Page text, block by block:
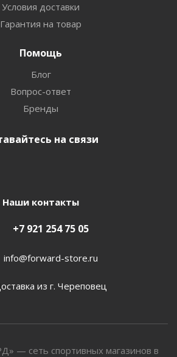
Условия доставки
Гарантия на товар
Помощь
Блог
Вопрос-ответ
Бренды
на связи
Наши контакты
+7 921 254 75 05
info@forward-store.ru
из г. Череповец
— сеть спортивных магазинов в